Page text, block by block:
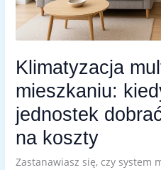
Klimatyzacja
mieszkaniu:
jednostek
na koszty
Zastanawiasz się, czy